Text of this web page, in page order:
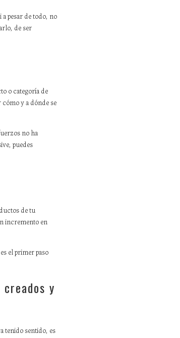
pesar de todo, no
de ser
o categoría de
y a dónde se
no ha
puedes
de tu
incremento en
el primer paso
y
tenido sentido, es